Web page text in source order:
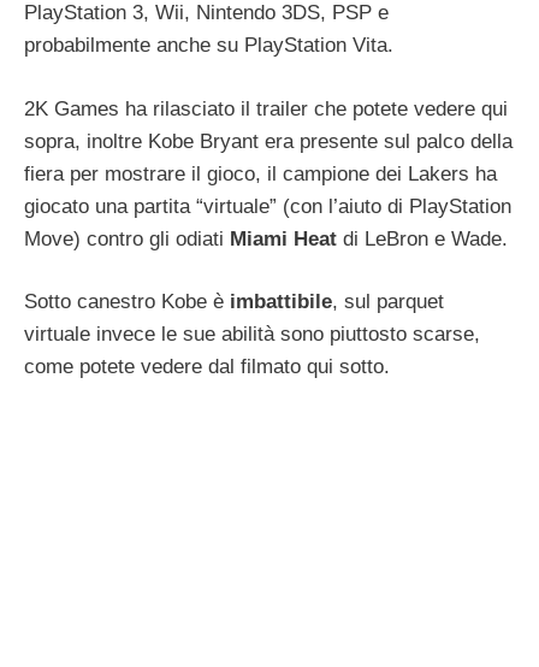
PlayStation 3, Wii, Nintendo 3DS, PSP e
probabilmente anche su PlayStation Vita.
2K Games ha rilasciato il trailer che potete vedere qui
sopra, inoltre Kobe Bryant era presente sul palco della
fiera per mostrare il gioco, il campione dei Lakers ha
giocato una partita “virtuale” (con l’aiuto di PlayStation
Move) contro gli odiati Miami Heat di LeBron e Wade.
Sotto canestro Kobe è imbattibile, sul parquet
virtuale invece le sue abilità sono piuttosto scarse,
come potete vedere dal filmato qui sotto.